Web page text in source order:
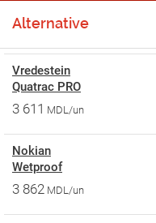
Alternative
Vredestein
Quatrac PRO
3 611 MDL/un
Nokian
Wetproof
3 862 MDL/un